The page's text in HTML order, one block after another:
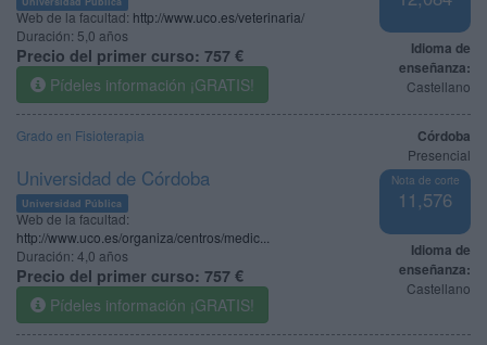
Idioma de
enseñanza:
Castellano
Web de la facultad: http://www.uco.es/veterinaria/
Duración: 5,0 años
Precio del primer curso: 757 €
Pídeles información ¡GRATIS!
Córdoba
Presencial
Nota de corte
11,576
Idioma de
enseñanza:
Castellano
Grado en Fisioterapia
Universidad de Córdoba
Universidad Pública
Web de la facultad:
http://www.uco.es/organiza/centros/medic...
Duración: 4,0 años
Precio del primer curso: 757 €
Pídeles información ¡GRATIS!